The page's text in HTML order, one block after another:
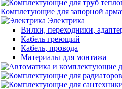
Комплетующие для запорной
Электрика
Вилки, переходники,
Кабель греющий
Кабель, провода
Материалы для монтажа